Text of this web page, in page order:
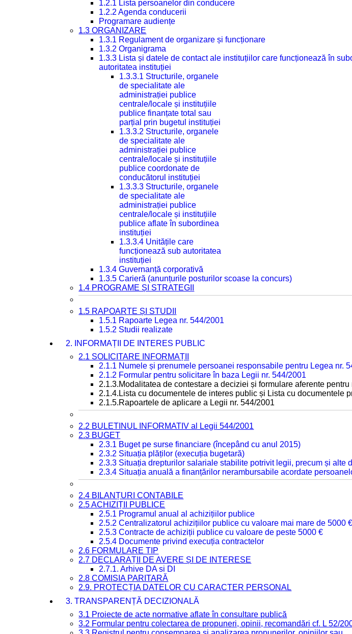
1.2.1 Lista persoanelor din conducere
1.2.2 Agenda conducerii
Programare audiențe
1.3 ORGANIZARE
1.3.1 Regulament de organizare și funcționare
1.3.2 Organigrama
1.3.3 Lista și datele de contact ale instituțiilor care funcționează în
autoritatea instituției
1.3.3.1 Structurile, organele
de specialitate ale
administrației publice
centrale/locale și instituțiile
publice finanțate total sau
parțial prin bugetul instituției
1.3.3.2 Structurile, organele
de specialitate ale
administrației publice
centrale/locale și instituțiile
publice coordonate de
conducătorul instituției
1.3.3.3 Structurile, organele
de specialitate ale
administrației publice
centrale/locale și instituțiile
publice aflate în subordinea
instituției
1.3.3.4 Unitățile care
funcționează sub autoritatea
instituției
1.3.4 Guvernanță corporativă
1.3.5 Carieră (anunțurile posturilor scoase la concurs)
1.4 PROGRAME ȘI STRATEGII
1.5 RAPOARTE ȘI STUDII
1.5.1 Rapoarte Legea nr. 544/2001
1.5.2 Studii realizate
2. INFORMAȚII DE INTERES PUBLIC
2.1 SOLICITARE INFORMAȚII
2.1.1 Numele și prenumele persoanei responsabile pentru Legea nr.
2.1.2 Formular pentru solicitare în baza Legii nr. 544/2001
2.1.3.Modalitatea de contestare a deciziei și formulare aferente
2.1.4.Lista cu documentele de interes public și Lista cu documentele
2.1.5.Rapoartele de aplicare a Legii nr. 544/2001
2.2 BULETINUL INFORMATIV al Legii 544/2001
2.3 BUGET
2.3.1 Buget pe surse financiare (începând cu anul 2015)
2.3.2 Situația plăților (execuția bugetară)
2.3.3 Situația drepturilor salariale stabilite potrivit legii, precum și alte
2.3.4 Situația anuală a finanțărilor nerambursabile acordate
2.4 BILANȚURI CONTABILE
2.5 ACHIZIȚII PUBLICE
2.5.1 Programul anual al achizițiilor publice
2.5.2 Centralizatorul achizițiilor publice cu valoare mai mare de 5000 €
2.5.3 Contracte de achiziții publice cu valoare de peste 5000 €
2.5.4 Documente privind execuția contractelor
2.6 FORMULARE TIP
2.7 DECLARAȚII DE AVERE ȘI DE INTERESE
2.7.1. Arhive DA si DI
2.8 COMISIA PARITARĂ
2.9. PROTECȚIA DATELOR CU CARACTER PERSONAL
3. TRANSPARENȚĂ DECIZIONALĂ
3.1 Proiecte de acte normative aflate în consultare publică
3.2 Formular pentru colectarea de propuneri, opinii, recomandări cf. L 52/